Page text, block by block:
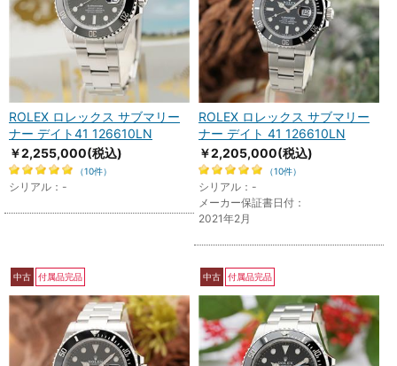
ROLEX ロレックス サブマリー
ナー デイト41 126610LN
￥2,255,000(税込)
（10件）
シリアル：-
ROLEX ロレックス サブマリー
ナー デイト 41 126610LN
￥2,205,000(税込)
（10件）
シリアル：-
メーカー保証書日付：
2021年2月
中古 付属品完品 中古 付属品完品